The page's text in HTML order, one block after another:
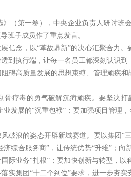
（第一卷），中央企业负责人研讨班
班子成员作了重点发言。
信念，以“革故鼎新”的决心汇聚合力
到执行端，让每一名员工都深刻认识
碍高质量发展的思想束缚、管理顽疾
骨疗毒的勇气破解沉疴顽疾。要坚决
发展的“沉重包袱”；要加强项目管理
破浪的姿态开辟新域赛道。要以集团“
综合服务商”，让传统优势“升维”；向
际业务“扎根”；要加快创新与转型，
实集团“十二个到位”要求，进一步夯